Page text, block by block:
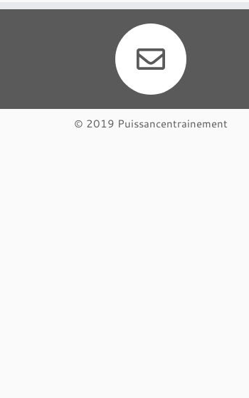
© 2019 Puissancentrainement